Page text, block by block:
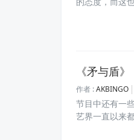
《矛与盾
作者 :AKBINGO
节目中还有一
艺界一直以来